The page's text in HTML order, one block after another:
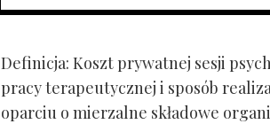
Definicja: Koszt prywatnej sesji
pracy terapeutycznej i sposób
oparciu o mierzalne składowe